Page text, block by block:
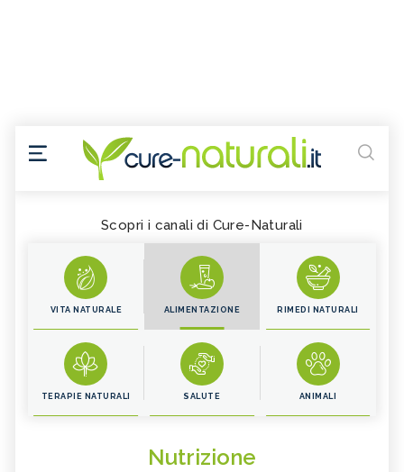
Scopri i canali di Cure-Naturali
VITA NATURALE ALIMENTAZIONE RIMEDI NATURALI
TERAPIE NATURALI SALUTE ANIMALI
Nutrizione